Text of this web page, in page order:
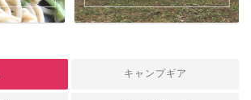
キャンプギア